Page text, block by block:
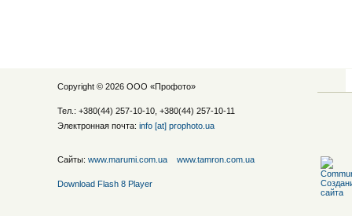
Copyright © 2026 ООО «Профото»
Тел.: +380(44) 257-10-10, +380(44) 257-10-11
Электронная почта: info [at] prophoto.ua
Сайты: www.marumi.com.ua www.tamron.com.ua
Download Flash 8 Player